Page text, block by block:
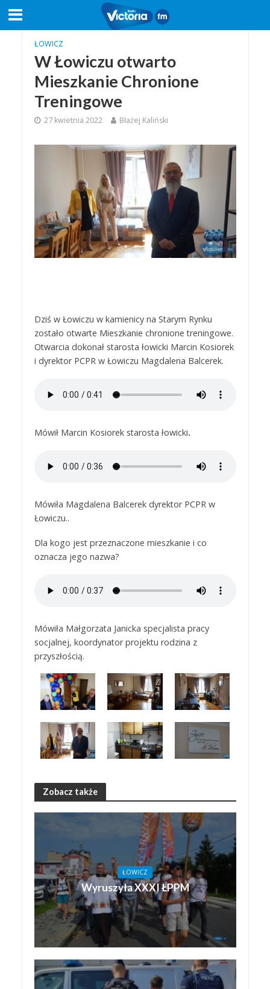
ŁOWICZ
W Łowiczu otwarto
Mieszkanie Chronione
Treningowe
27 kwietnia 2022 Błażej Kaliński
Dziś w Łowiczu w kamienicy na Starym Rynku
zostało otwarte Mieszkanie chronione treningowe.
Otwarcia dokonał starosta łowicki Marcin Kosiorek
i dyrektor PCPR w Łowiczu Magdalena Balcerek.
Mówił Marcin Kosiorek starosta łowicki.
Mówiła Magdalena Balcerek dyrektor PCPR w
Łowiczu..
Dla kogo jest przeznaczone mieszkanie i co
oznacza jego nazwa?
Mówiła Małgorzata Janicka specjalista pracy
socjalnej, koordynator projektu rodzina z
przyszłością.
Zobacz także
ŁOWICZ
Wyruszyła XXXI ŁPPM